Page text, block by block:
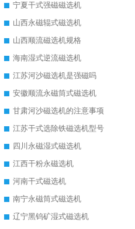
宁夏干式强磁磁选机
山西永磁辊式磁选机
山西顺流磁选机规格
海南湿式逆流磁选机
江苏河沙磁选机是强磁吗
安徽顺流永磁筒式磁选机
甘肃河沙磁选机的注意事项
江苏干式选除铁磁选机型号
四川永磁湿式磁选机
江西干粉永磁选机
河南干式磁选机
南宁永磁筒式磁选机
辽宁黑钨矿湿式磁选机